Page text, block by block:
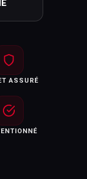
ASSURÉ